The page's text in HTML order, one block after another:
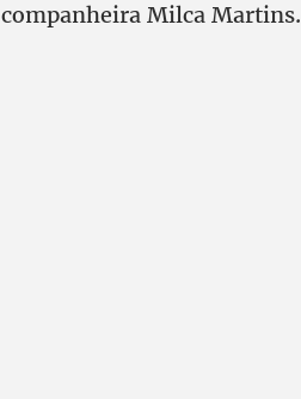
companheira Milca Martins.